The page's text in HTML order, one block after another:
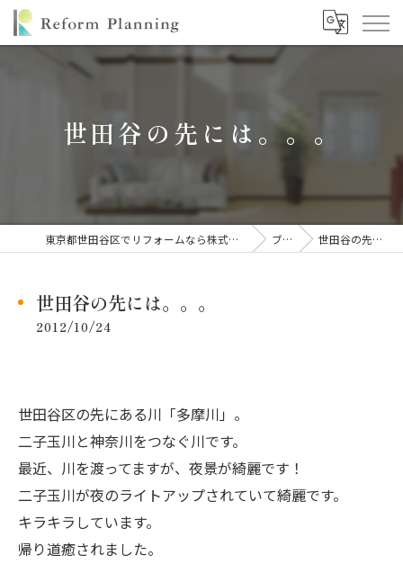
世田谷の先には。。。
東京都世田谷区でリフォームなら株式会社リフォームプランニング ブログ 世田谷の先には。。。
世田谷の先には。。。
2012/10/24
世田谷区の先にある川「多摩川」。
二子玉川と神奈川をつなぐ川です。
最近、川を渡ってますが、夜景が綺麗です！
二子玉川が夜のライトアップされていて綺麗です。
キラキラしています。
帰り道癒されました。